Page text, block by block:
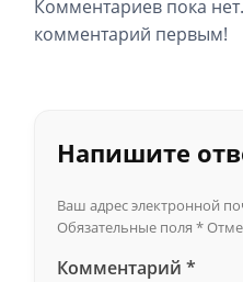
Комментариев пока
комментарий первым!
Напишите
Ваш адрес электронной
Обязательные поля *
Комментарий *